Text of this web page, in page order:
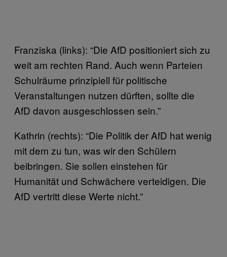
Franziska (links): “Die AfD positioniert sich zu
weit am rechten Rand. Auch wenn Parteien
Schulräume prinzipiell für politische
Veranstaltungen nutzen dürften, sollte die
AfD davon ausgeschlossen sein.”
Kathrin (rechts): “Die Politik der AfD hat wenig
mit dem zu tun, was wir den Schülern
beibringen. Sie sollen einstehen für
Humanität und Schwächere verteidigen. Die
AfD vertritt diese Werte nicht.”